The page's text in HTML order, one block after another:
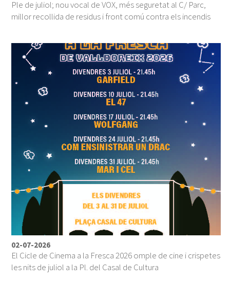
Ple de juliol; nou vocal de VOX, més seguretat al C/ Parc,
millor recollida de residus i front comú contra els incendis
02-07-2026
El Cicle de Cinema a la Fresca 2026 omple de cine i crispetes
les nits de juliol a la Pl. del Casal de Cultura